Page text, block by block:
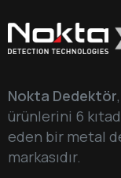
Nokta Dedektör
ürünlerini 6
eden bir metal
markasıdır.